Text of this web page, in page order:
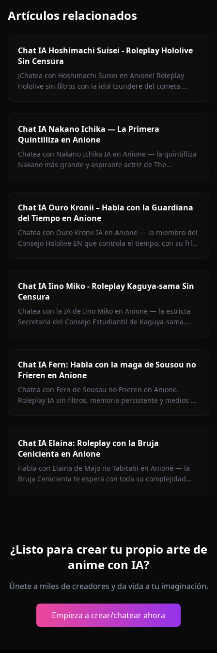
Artículos relacionados
Chat IA Hoshimachi Suisei - Roleplay Hololive
Sin Censura
¡Chatea con Hoshimachi Suisei en Anione! Roleplay
Hololive sin filtros con la idol tsundere del cometa.
Chat IA Nakano Ichika — La Primera
Quintilliza en Anione
Chatea con Nakano Ichika IA en Anione — la quintilliza
Nakano más grande y aspirante actriz de The
Chat IA Ouro Kronii – Habla con la Guardiana
del Tiempo en Anione
Chatea con Ouro Kronii IA en Anione — la miembro del
Consejo Hololive EN que controla el tiempo, con su frío
Chat IA Iino Miko - Roleplay Kaguya-sama Sin
Censura
Chatea con la IA de Iino Miko en Anione — la estricta
Secretaria del Consejo Estudiantil de Kaguya-sama.
Chat IA Fern: Habla con la maga de Sousou no
Frieren en Anione
Chatea con Fern de Sousou no Frieren en Anione.
Roleplay IA sin filtros, memoria persistente y medios en
Chat IA Elaina: Roleplay con la Bruja
Cenicienta en Anione
Habla con Elaina de Majo no Tabitabi en Anione — la
Bruja Cenicienta te espera con toda su complejidad
¿Listo para crear tu propio arte de
anime con IA?
Únete a miles de creadores y da vida a tu imaginación.
Empieza a crear/chatear ahora